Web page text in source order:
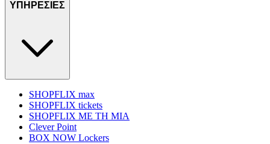
ΥΠΗΡΕΣΙΕΣ
SHOPFLIX max
SHOPFLIX tickets
SHOPFLIX ΜΕ ΤΗ ΜΙΑ
Clever Point
BOX NOW Lockers